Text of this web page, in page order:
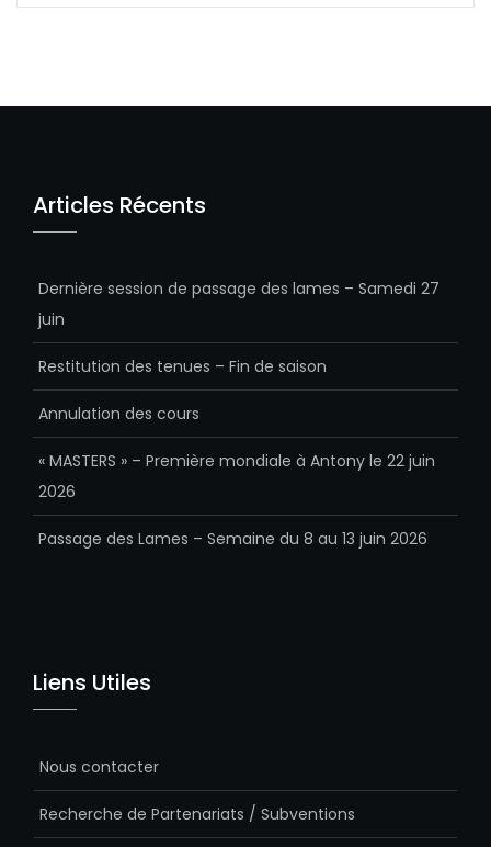
Articles Récents
Dernière session de passage des lames – Samedi 27
juin
Restitution des tenues – Fin de saison
Annulation des cours
« MASTERS » – Première mondiale à Antony le 22 juin
2026
Passage des Lames – Semaine du 8 au 13 juin 2026
Liens Utiles
Nous contacter
Recherche de Partenariats / Subventions